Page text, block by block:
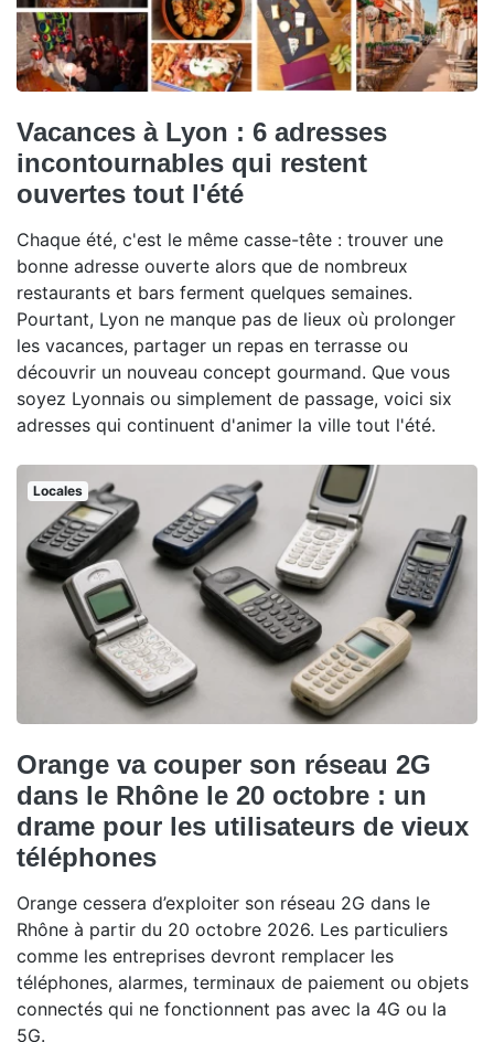
Vacances à Lyon : 6 adresses
incontournables qui restent
ouvertes tout l'été
Chaque été, c'est le même casse-tête : trouver une
bonne adresse ouverte alors que de nombreux
restaurants et bars ferment quelques semaines.
Pourtant, Lyon ne manque pas de lieux où prolonger
les vacances, partager un repas en terrasse ou
découvrir un nouveau concept gourmand. Que vous
soyez Lyonnais ou simplement de passage, voici six
adresses qui continuent d'animer la ville tout l'été.
Locales
Orange va couper son réseau 2G
dans le Rhône le 20 octobre : un
drame pour les utilisateurs de vieux
téléphones
Orange cessera d’exploiter son réseau 2G dans le
Rhône à partir du 20 octobre 2026. Les particuliers
comme les entreprises devront remplacer les
téléphones, alarmes, terminaux de paiement ou objets
connectés qui ne fonctionnent pas avec la 4G ou la
5G.